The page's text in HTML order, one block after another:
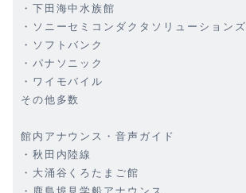
・下田海中水族館
・ソニーセミコンダクタソリューションズ
・ソフトバンク
・パナソニック
・ワイモバイル
その他多数
館内アナウンス・音声ガイド
・秋田内陸線
・大涌谷くろたまご館